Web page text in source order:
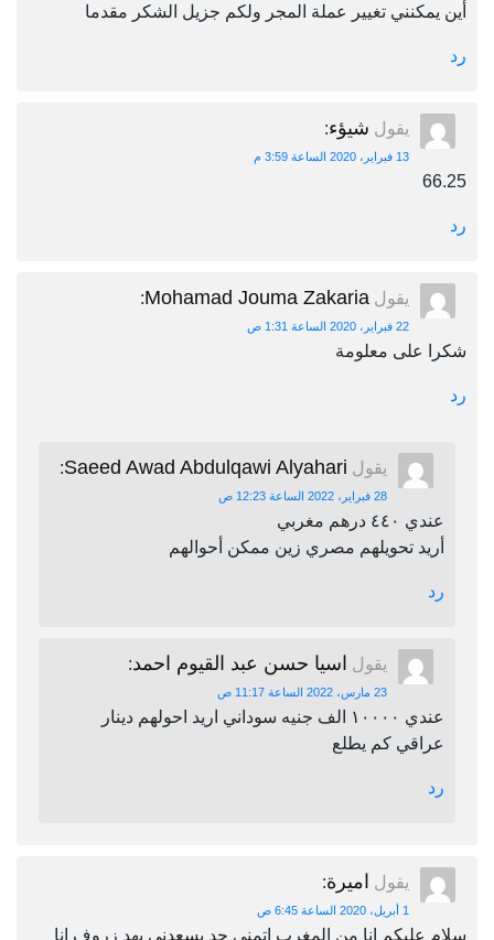
أين يمكنني تغيير عملة المجر ولكم جزيل الشكر مقدما
رد
يقول شيؤء:
13 فبراير، 2020 الساعة 3:59 م
66.25
رد
يقول Mohamad Jouma Zakaria
:
22 فبراير، 2020 الساعة 1:31 ص
شكرا على معلومة
رد
يقول Saeed Awad Abdulqawi Alyahari
:
28 فبراير، 2022 الساعة 12:23 ص
عندي ٤٤٠ درهم مغربي
أريد تحويلهم مصري زين ممكن أحوالهم
رد
يقول اسيا حسن عبد القيوم احمد:
23 مارس، 2022 الساعة 11:17 ص
عندي ١٠٠٠٠ الف جنيه سوداني اريد احولهم دينار
عراقي كم يطلع
رد
يقول اميرة:
1 أبريل، 2020 الساعة 6:45 ص
سلام عليكم انا من المغرب اتمنى حد يسعدني بهد زروف انا